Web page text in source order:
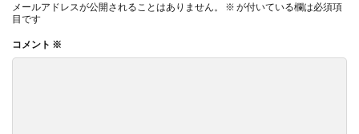
メールアドレスが公開されることはありません。 ※ が付いている欄は必須項
目です
コメント ※